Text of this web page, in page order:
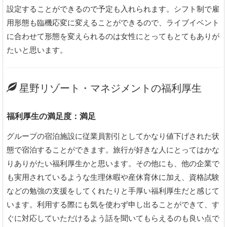
設定することができるので予定も入れられます。シフト制で雇
用形態も臨機応変に変えることができるので、ライブイベント
に合わせて形態を変えられるのは女性にとってもとてもありが
たいと思います。
星野リゾート・マネジメントの福利厚生
福利厚生の満足度：満足
グループの宿泊施設に従業員割引としてかなり値下げされた状
態で宿泊することができます。旅行が好きな人にとってはかな
りありがたい福利厚生かと思います。その他にも、他の企業で
も実用されているような生理休暇や産休育休に加え、資格試験
などの勉強の支援をしてくれたりと手厚い福利厚生だと感じて
います。利用する際にも気を使わず申し出ることができて、す
ぐに対応していただけるよう話を聞いてもらえるのも良い点で